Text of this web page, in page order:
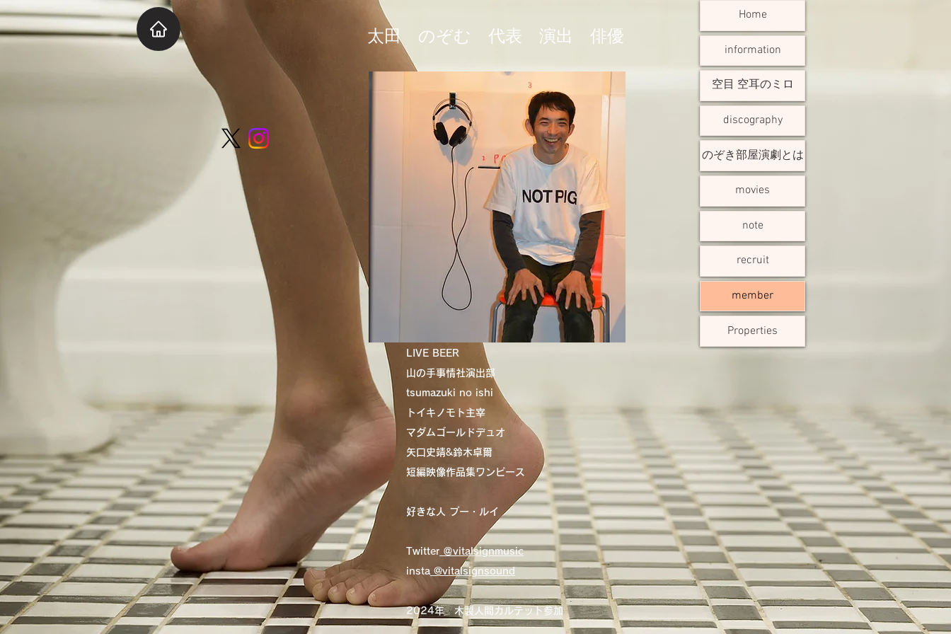
太田 のぞむ 代表 演出 俳優
LIVE BEER
山の手事情社演出部
tsumazuki no ishi
トイキノモト主宰​
マダムゴールドデュオ
矢口史靖&鈴木卓爾
短編映像作品集ワンピース
​好きな人 プー・ルイ
​Twitter ＠vitalsignmusic
insta @vitalsignsound
​2024年 木製人間カルテット参加
Home
information
空目 空耳のミロ
discography
のぞき部屋演劇とは
movies
note
recruit
member
Properties